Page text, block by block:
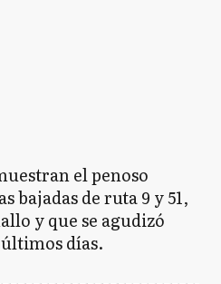
el penoso
bajadas de ruta 9 y 51,
y que se agudizó
días.